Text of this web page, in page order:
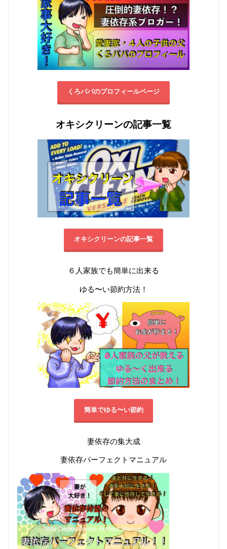
くろパパのプロフィールページ
オキシクリーンの記事一覧
オキシクリーンの記事一覧
６人家族でも簡単に出来る
ゆる〜い節約方法！
簡単でゆる〜い節約
妻依存の集大成
妻依存パーフェクトマニュアル